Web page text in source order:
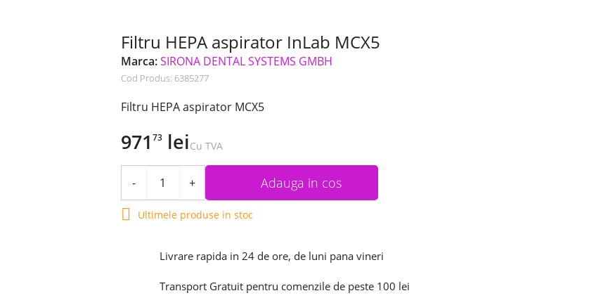
Filtru HEPA aspirator InLab MCX5
Marca:SIRONA DENTAL SYSTEMS GMBH
Cod Produs: 6385277
Filtru HEPA aspirator MCX5
971 73leiCu TVA
- + Adauga in cos
 Ultimele produse in stoc
Livrare rapida in 24 de ore, de luni pana vineri
Transport Gratuit pentru comenzile de peste 100 lei